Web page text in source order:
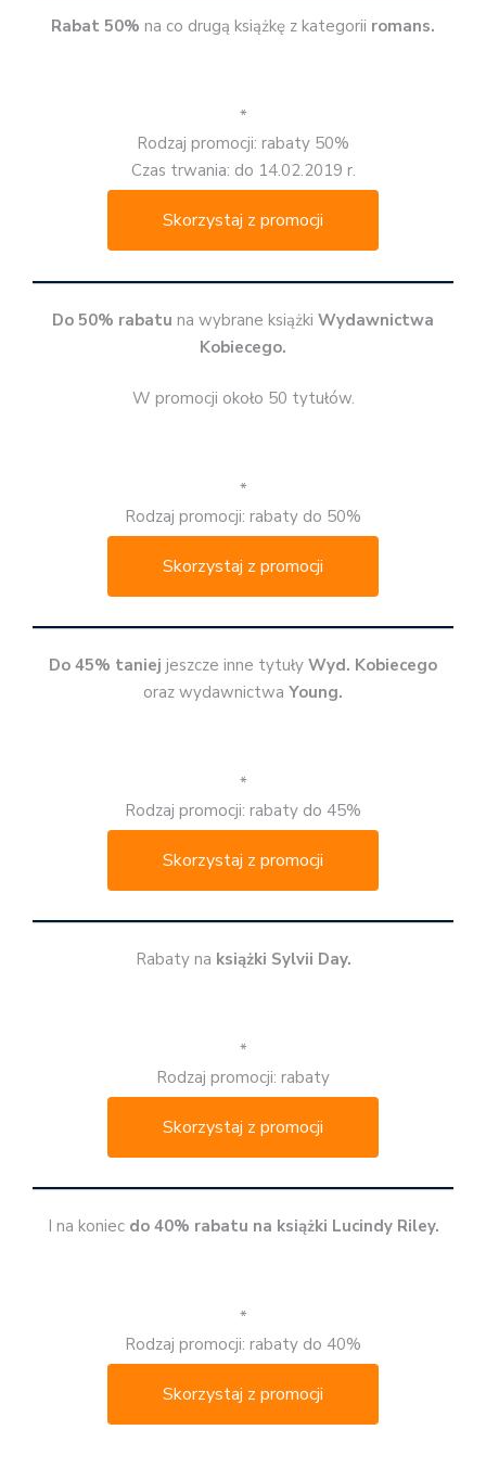
Rabat 50% na co drugą książkę z kategorii romans.
*
Rodzaj promocji: rabaty 50%
Czas trwania: do 14.02.2019 r.
Skorzystaj z promocji
Do 50% rabatu na wybrane książki Wydawnictwa
Kobiecego.
W promocji około 50 tytułów.
*
Rodzaj promocji: rabaty do 50%
Skorzystaj z promocji
Do 45% taniej jeszcze inne tytuły Wyd. Kobiecego
oraz wydawnictwa Young.
*
Rodzaj promocji: rabaty do 45%
Skorzystaj z promocji
Rabaty na książki Sylvii Day.
*
Rodzaj promocji: rabaty
Skorzystaj z promocji
I na koniec do 40% rabatu na książki Lucindy Riley.
*
Rodzaj promocji: rabaty do 40%
Skorzystaj z promocji